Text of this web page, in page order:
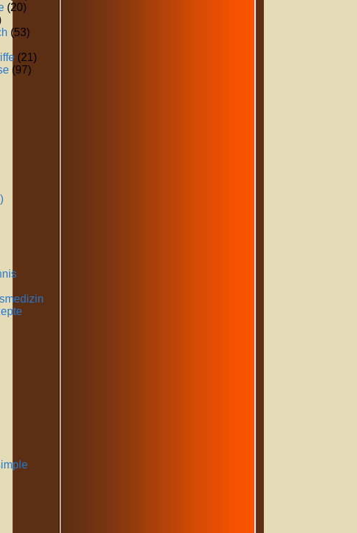
(20)
(53)
(21)
(97)